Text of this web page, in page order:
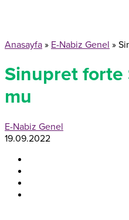
Anasayfa » E-Nabiz Genel »
Sinupret forte
mu
E-Nabiz Genel
19.09.2022